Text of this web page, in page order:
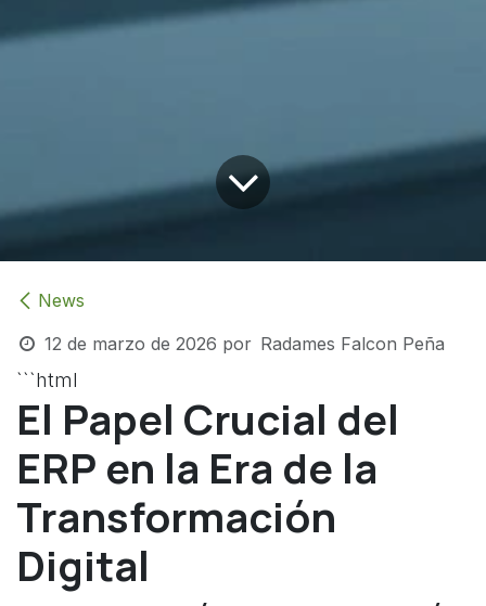
News
12 de marzo de 2026 por Radames Falcon Peña
```html
El Papel Crucial del
ERP en la Era de la
Transformación
Digital